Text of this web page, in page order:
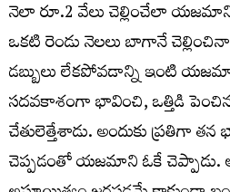
నెలా రూ.2 వేలు చెల్లించేలా
ఒకటి రెండు నెలలు బాగానే చెల్లించినా
డబ్బులు లేకపోవడాన్ని ఇంటి
సదవకాశంగా భావించి, ఒత్తిడి
చేతులెత్తేశాడు. అందుకు ప్రతిగా తన
చెప్పడంతో యజమాని ఓకే చెప్పాడు.